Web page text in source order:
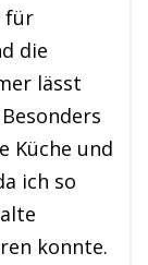
für
die
lässt
Küche und
ich so
konnte.